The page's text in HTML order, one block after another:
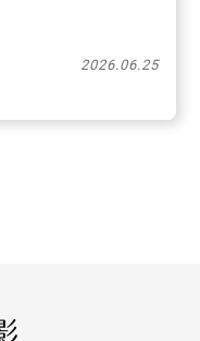
2026.06.25